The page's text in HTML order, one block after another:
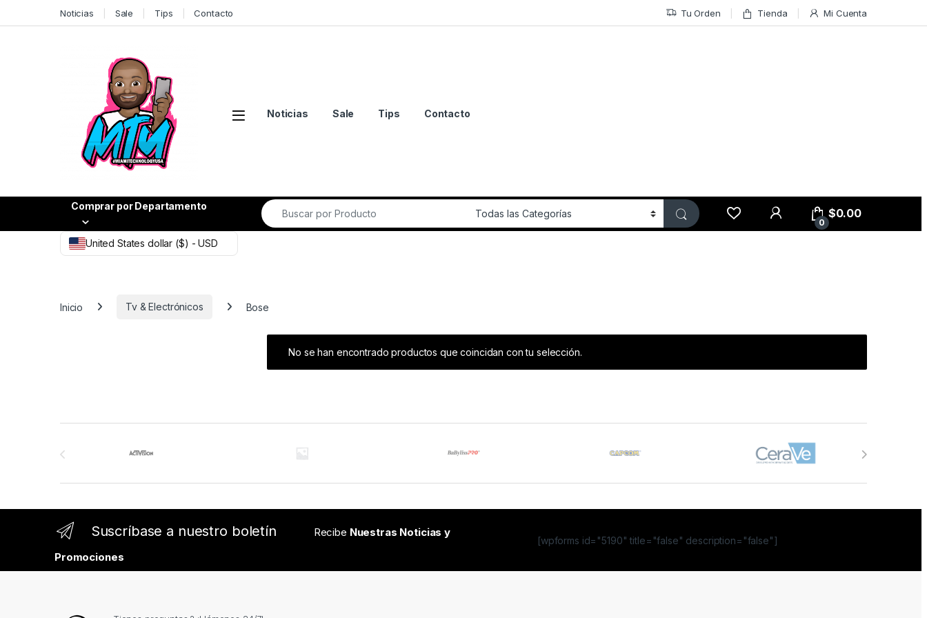
Noticias Sale Tips Contacto Tu Orden Tienda Mi Cuenta
Noticias Sale Tips Contacto
Comprar por Departamento Search for:
0
$0.00
United States dollar ($) - USD
Inicio Tv & Electrónicos Bose
No se han encontrado productos que coincidan con tu selección.
Suscríbase a nuestro boletín Recibe Nuestras Noticias y
Promociones
[wpforms id="5190" title="false" description="false"]